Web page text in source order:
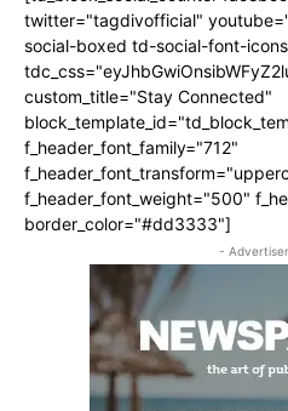
twitter="tagdivofficial"
social-boxed td-social-font-
custom_title="Stay Connected"
f_header_font_family="712"
f_header_font_weight="500"
border_color="#dd3333"]
-